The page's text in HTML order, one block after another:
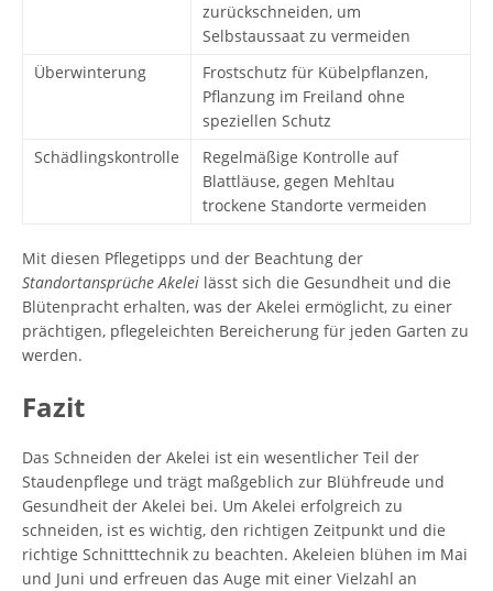
zurückschneiden, um
Selbstaussaat zu vermeiden
Überwinterung
Frostschutz für Kübelpflanzen,
Pflanzung im Freiland ohne
speziellen Schutz
Schädlingskontrolle
Regelmäßige Kontrolle auf
Blattläuse, gegen Mehltau
trockene Standorte vermeiden
Mit diesen Pflegetipps und der Beachtung der
Standortansprüche Akelei lässt sich die Gesundheit und die
Blütenpracht erhalten, was der Akelei ermöglicht, zu einer
prächtigen, pflegeleichten Bereicherung für jeden Garten zu
werden.
Fazit
Das Schneiden der Akelei ist ein wesentlicher Teil der
Staudenpflege und trägt maßgeblich zur Blühfreude und
Gesundheit der Akelei bei. Um Akelei erfolgreich zu
schneiden, ist es wichtig, den richtigen Zeitpunkt und die
richtige Schnitttechnik zu beachten. Akeleien blühen im Mai
und Juni und erfreuen das Auge mit einer Vielzahl an